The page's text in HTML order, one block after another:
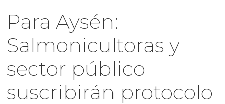
Para Aysén:
Salmonicultoras y
sector público
suscribirán protocolo